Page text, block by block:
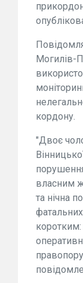
Могилів-
кордону.
"Двоє
власним
та нічна